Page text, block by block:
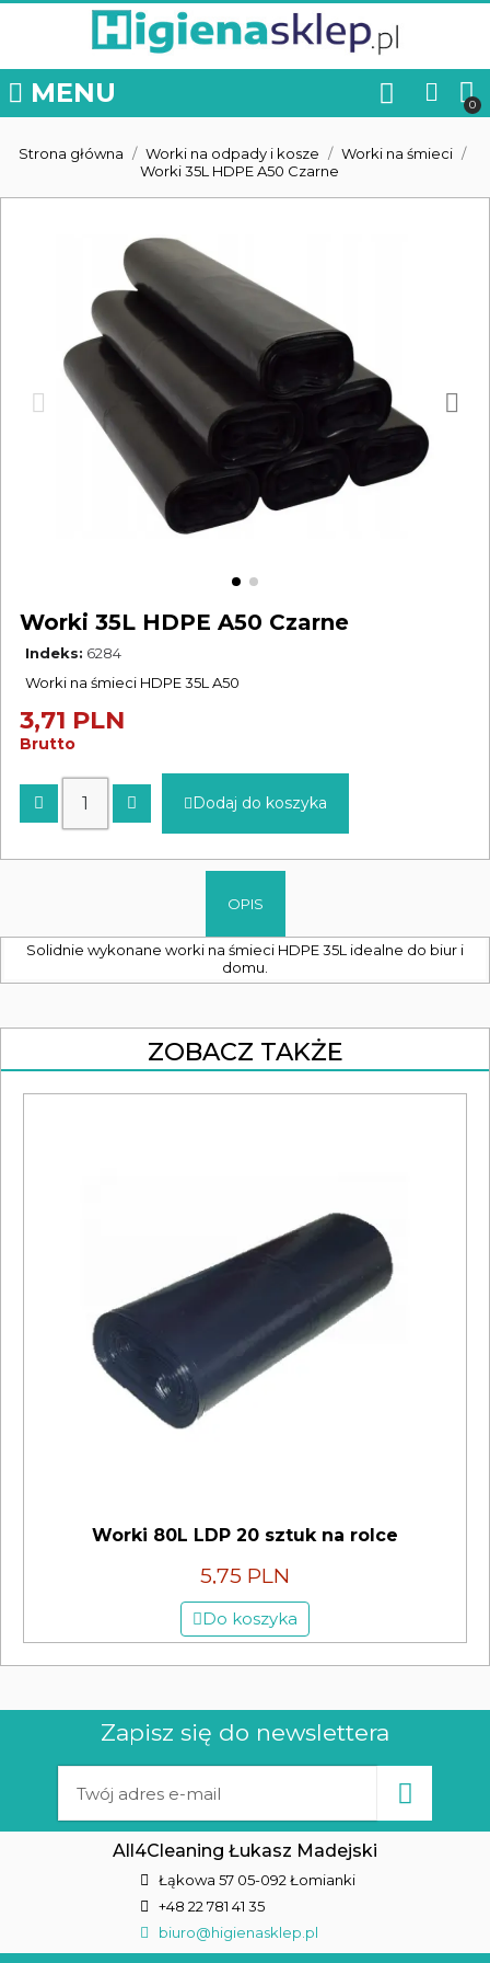
MENU
Strona główna Worki na odpady i kosze
Worki na śmieci
Worki 35L HDPE A50 Czarne
Worki 35L HDPE A50 Czarne
Indeks 6284
Worki na śmieci HDPE 35L A50
3,71 PLN
Brutto
Dodaj do koszyka
OPIS
Solidnie wykonane worki na śmieci HDPE 35L idealne do biur i
domu.
ZOBACZ TAKŻE
Worki 80L LDP 20 sztuk na rolce
5,75 PLN
Do koszyka
Zapisz się do newslettera
All4Cleaning Łukasz Madejski
Łąkowa 57 05-092 Łomianki
+48 22 781 41 35
biuro@higienasklep.pl